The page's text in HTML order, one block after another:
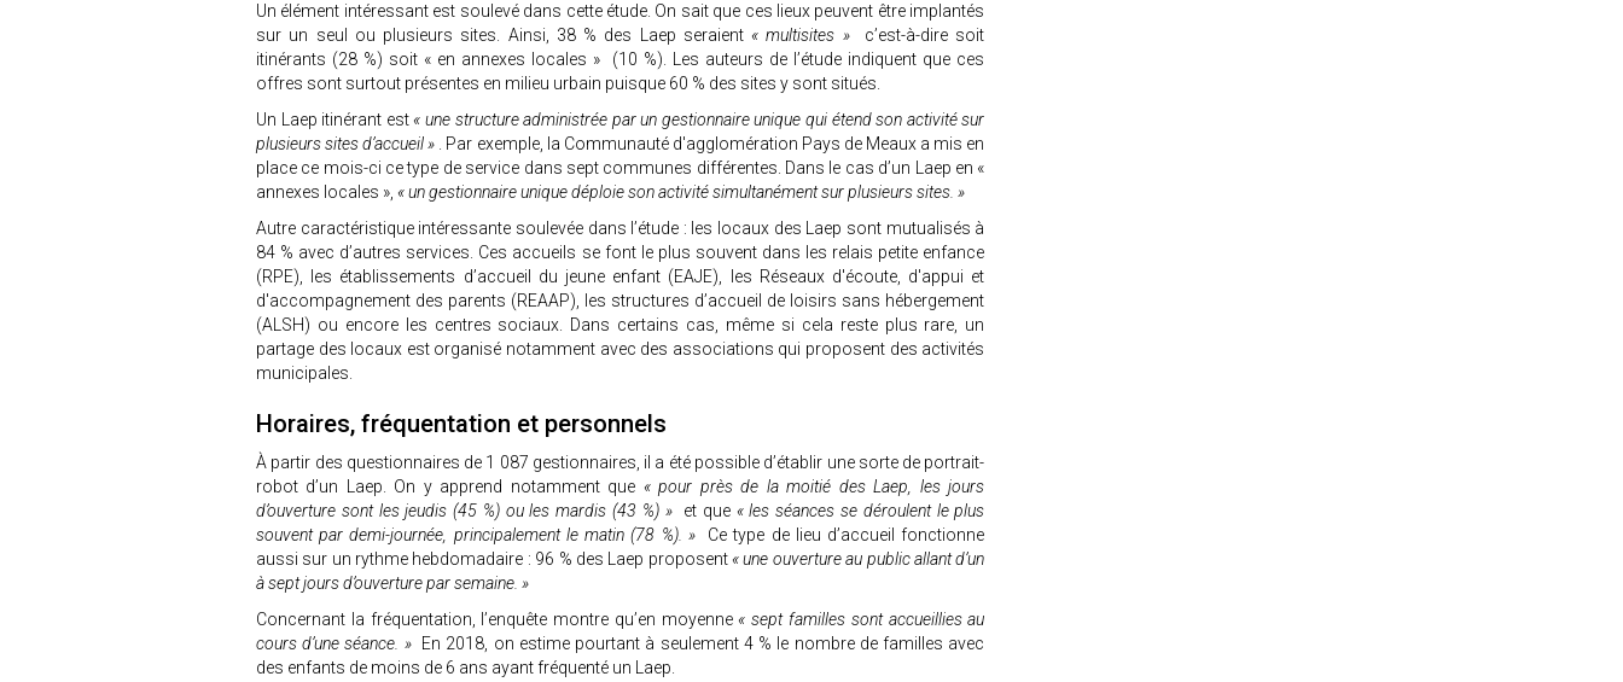
Un élément intéressant est soulevé dans cette étude. On sait que ces lieux peuvent être implantés
sur un seul ou plusieurs sites. Ainsi, 38 % des Laep seraient « multisites »
c’est-à-dire soit
itinérants (28 %) soit « en annexes locales » (10 %). Les auteurs de l’étude indiquent que ces
offres sont surtout présentes en milieu urbain puisque 60 % des sites y sont situés.
Un Laep itinérant est « une structure administrée par un gestionnaire unique qui étend son activité sur
plusieurs sites d’accueil »
. Par exemple, la Communauté d'agglomération Pays de Meaux a mis en
place ce mois-ci ce type de service dans sept communes différentes. Dans le cas d’un Laep en «
annexes locales », « un gestionnaire unique déploie son activité simultanément sur plusieurs sites. »
Autre caractéristique intéressante soulevée dans l’étude : les locaux des Laep sont mutualisés à
84 % avec d’autres services. Ces accueils se font le plus souvent dans les relais petite enfance
(RPE), les établissements d’accueil du jeune enfant (EAJE), les Réseaux d'écoute, d'appui et
d'accompagnement des parents (REAAP), les structures d’accueil de loisirs sans hébergement
(ALSH) ou encore les centres sociaux. Dans certains cas, même si cela reste plus rare, un
partage des locaux est organisé notamment avec des associations qui proposent des activités
municipales.
Horaires, fréquentation et personnels
À partir des questionnaires de 1 087 gestionnaires, il a été possible d’établir une sorte de portrait-
robot d’un Laep. On y apprend notamment que « pour près de la moitié des Laep, les jours
d’ouverture sont les jeudis (45 %) ou les mardis (43 %) »
et que « les séances se déroulent le plus
souvent par demi-journée, principalement le matin (78 %). »
Ce type de lieu d’accueil fonctionne
aussi sur un rythme hebdomadaire : 96 % des Laep proposent « une ouverture au public allant d’un
à sept jours d’ouverture par semaine. »
Concernant la fréquentation, l’enquête montre qu’en moyenne « sept familles sont accueillies au
cours d’une séance. » En 2018, on estime pourtant à seulement 4 % le nombre de familles avec
des enfants de moins de 6 ans ayant fréquenté un Laep.